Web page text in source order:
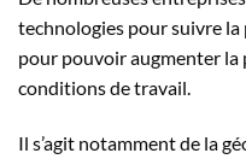
technologies pour suivre la
pour pouvoir augmenter
conditions de travail.
Il s’agit notamment de la